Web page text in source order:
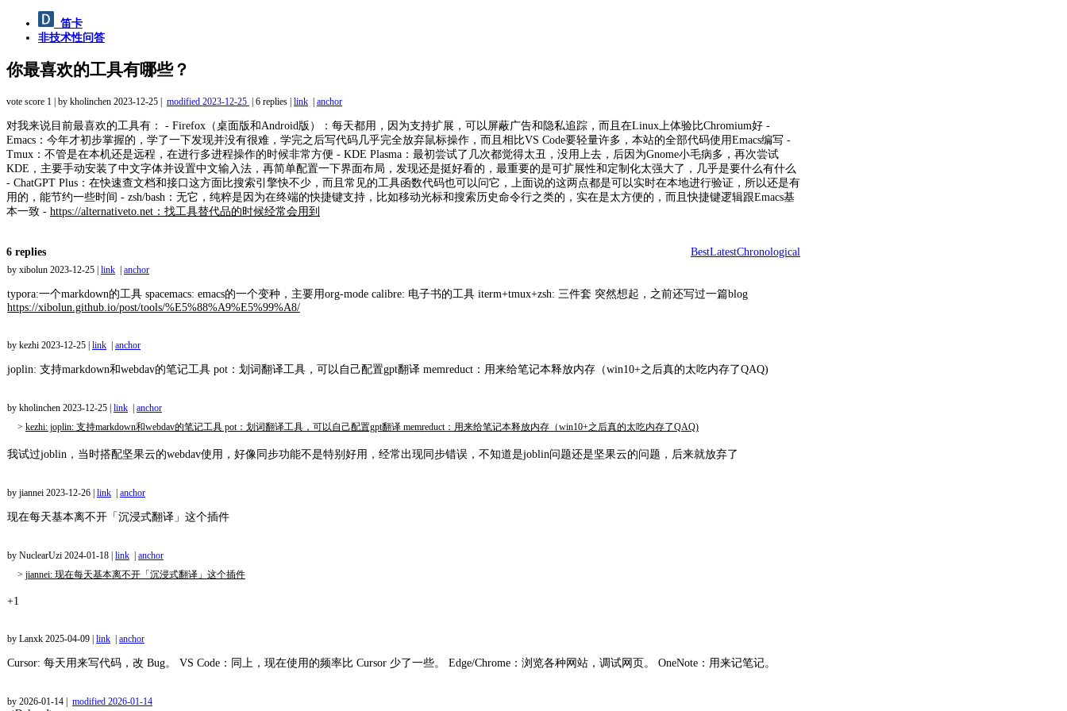
笛卡
非技术性问答
你最喜欢的工具有哪些？
vote score 1 | by kholinchen 2023-12-25 modified 2023-12-25 6 replies link anchor
对我来说目前最喜欢的工具有： - Firefox（桌面版和Android版）：每天都用，因为支持扩展，可以屏蔽广告和隐私追踪，而且在Linux上体验比Chromium好 -
Emacs：今年才初步掌握的，学了一下发现并没有很难，学完之后写代码几乎完全放弃鼠标操作，而且相比VS Code要轻量许多，本站的全部代码使用Emacs编写 -
Tmux：不管是在本机还是远程，在进行多进程操作的时候非常方便 - KDE Plasma：最初尝试了几次都觉得太丑，没用上去，后因为Gnome小毛病多，再次尝试
KDE，主要手动安装了中文字体并设置中文输入法，再简单配置一下界面布局，发现还是挺好看的，最重要的是可扩展性和定制化太强大了，几乎是要什么有什么
- ChatGPT Plus：在快速查文档和接口这方面比搜索引擎快不少，而且常见的工具函数代码也可以问它，上面说的这两点都是可以实时在本地进行验证，所以还是有
用的，能节约一些时间 - zsh/bash：无它，纯粹是因为在终端的快捷键支持，比如移动光标和搜索历史命令行之类的，实在是太方便的，而且快捷键逻辑跟Emacs基
本一致 - https://alternativeto.net：找工具替代品的时候经常会用到
6 replies BestLatestChronological
by xibolun 2023-12-25 link anchor
typora:一个markdown的工具 spacemacs: emacs的一个变种，主要用org-mode calibre: 电子书的工具 iterm+tmux+zsh: 三件套 突然想起，之前还写过一篇blog
https://xibolun.github.io/post/tools/%E5%88%A9%E5%99%A8/
by kezhi 2023-12-25 link anchor
joplin: 支持markdown和webdav的笔记工具 pot：划词翻译工具，可以自己配置gpt翻译 memreduct：用来给笔记本释放内存（win10+之后真的太吃内存了QAQ)
by kholinchen 2023-12-25 link
anchor
> kezhi: joplin: 支持markdown和webdav的笔记工具 pot：划词翻译工具，可以自己配置gpt翻译 memreduct：用来给笔记本释放内存（win10+之后真的太吃内存了QAQ)
我试过joblin，当时搭配坚果云的webdav使用，好像同步功能不是特别好用，经常出现同步错误，不知道是joblin问题还是坚果云的问题，后来就放弃了
by jiannei 2023-12-26 link anchor
现在每天基本离不开「沉浸式翻译」这个插件
by NuclearUzi 2024-01-18 link
anchor
> jiannei: 现在每天基本离不开「沉浸式翻译」这个插件
+1
by Lanxk 2025-04-09 link anchor
Cursor: 每天用来写代码，改 Bug。 VS Code：同上，现在使用的频率比 Cursor 少了一些。 Edge/Chrome：浏览各种网站，调试网页。 OneNote：用来记笔记。
by 2026-01-14 modified 2026-01-14